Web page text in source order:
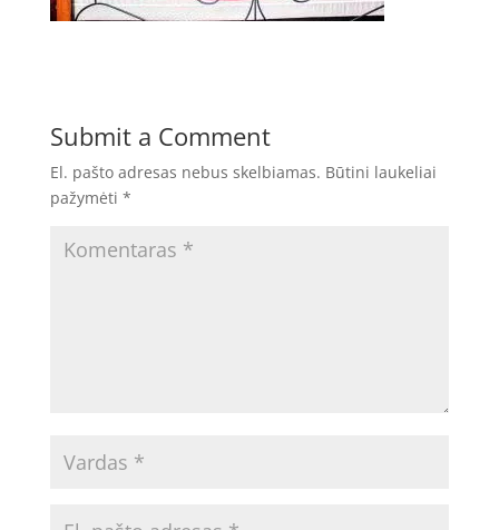
Submit a Comment
El. pašto adresas nebus skelbiamas. Būtini laukeliai
pažymėti *